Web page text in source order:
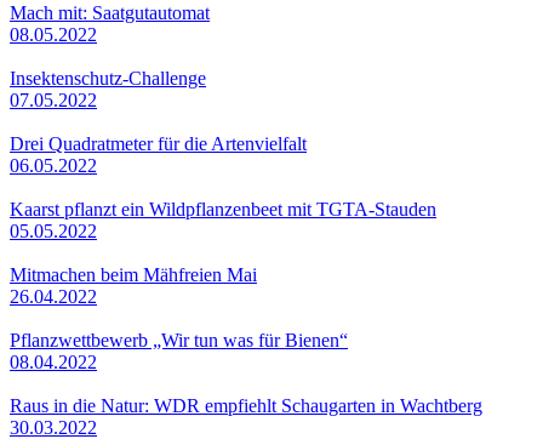
Mach mit: Saatgutautomat
08.05.2022
Insektenschutz-Challenge
07.05.2022
Drei Quadratmeter für die Artenvielfalt
06.05.2022
Kaarst pflanzt ein Wildpflanzenbeet mit TGTA-Stauden
05.05.2022
Mitmachen beim Mähfreien Mai
26.04.2022
Pflanzwettbewerb „Wir tun was für Bienen“
08.04.2022
Raus in die Natur: WDR empfiehlt Schaugarten in Wachtberg
30.03.2022